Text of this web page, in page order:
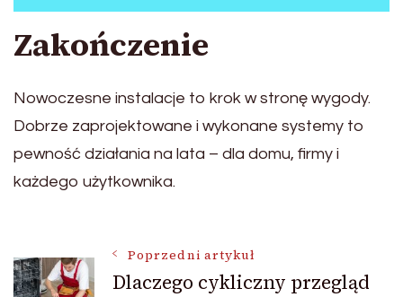
Zakończenie
Nowoczesne instalacje to krok w stronę wygody.
Dobrze zaprojektowane i wykonane systemy to
pewność działania na lata – dla domu, firmy i
każdego użytkownika.
NawigacjaPoprzedni artykuł
Dlaczego cykliczny przegląd